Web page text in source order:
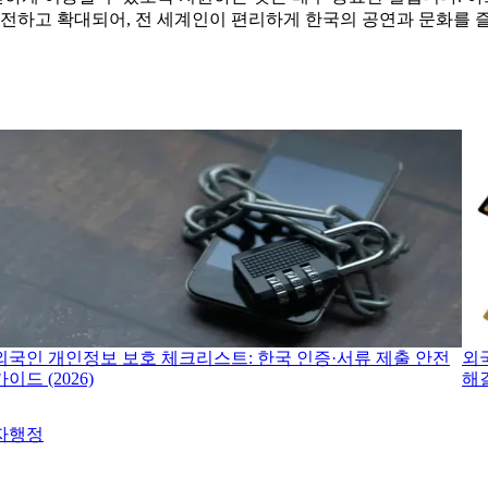
하고 확대되어, 전 세계인이 편리하게 한국의 공연과 문화를
국인 개인정보 보호 체크리스트: 한국 인증·서류 제출 안전
이드 (2026)
외
해
행정